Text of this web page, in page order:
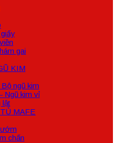
gai
KIM
ngũ kim
Ngũ kim vỉ
lật
MAFE
chấn